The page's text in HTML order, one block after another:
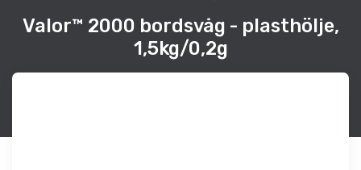
Valor™ 2000 bordsvåg - plasthölje,
1,5kg/0,2g